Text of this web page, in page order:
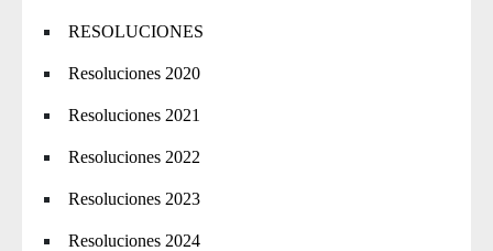
RESOLUCIONES
Resoluciones 2020
Resoluciones 2021
Resoluciones 2022
Resoluciones 2023
Resoluciones 2024